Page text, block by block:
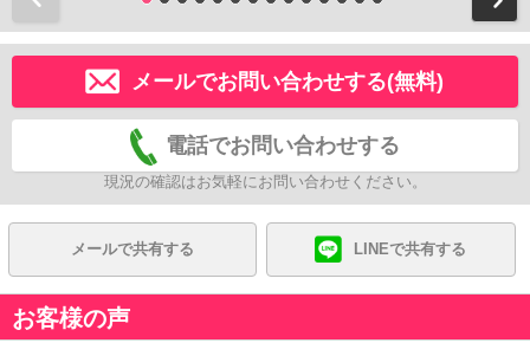
メールでお問い合わせする(無料)
電話でお問い合わせする
現況の確認はお気軽にお問い合わせください。
メールで共有する LINEで共有する
お客様の声